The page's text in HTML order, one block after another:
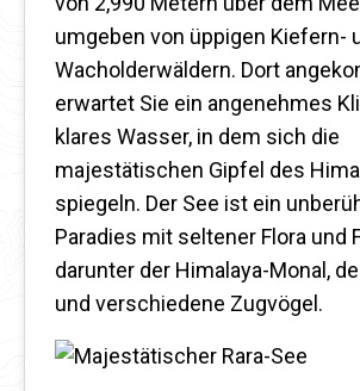
umgeben von üppigen Kiefern-
Wacholderwäldern. Dort
erwartet Sie ein angenehmes
klares Wasser, in dem sich die
majestätischen Gipfel des
spiegeln. Der See ist ein
Paradies mit seltener Flora und
darunter der Himalaya-Monal,
und verschiedene Zugvögel.